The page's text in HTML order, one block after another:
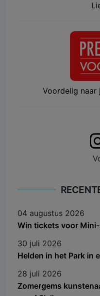
Voordelig
04 augustus 2026
Win tickets voor
30 juli 2026
Helden in het Park in
28 juli 2026
Zomergems